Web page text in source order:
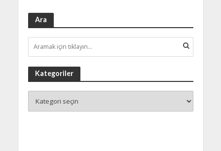
Ara
Kategoriler